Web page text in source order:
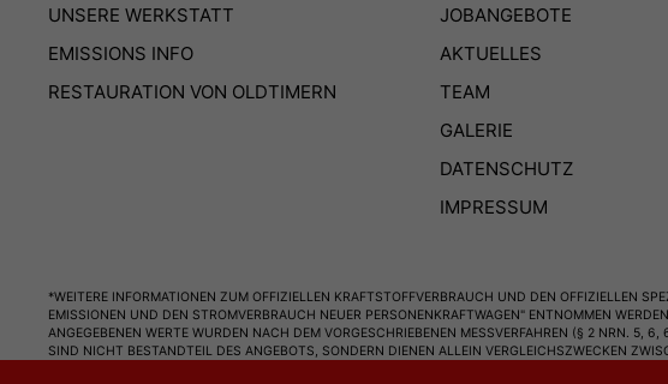
UNSERE WERKSTATT
EMISSIONS INFO
RESTAURATION VON OLDTIMERN
JOBANGEBOTE
AKTUELLES
TEAM
GALERIE
DATENSCHUTZ
IMPRESSUM
*WEITERE INFORMATIONEN ZUM OFFIZIELLEN KRAFTSTOFFVERBRAUCH UND DEN OFFIZIELLEN
EMISSIONEN UND DEN STROMVERBRAUCH NEUER PERSONENKRAFTWAGEN" ENTNOMMEN
ANGEGEBENEN WERTE WURDEN NACH DEM VORGESCHRIEBENEN MESSVERFAHREN (§ 2 NRN. 5,
SIND NICHT BESTANDTEIL DES ANGEBOTS, SONDERN DIENEN ALLEIN VERGLEICHSZWECKEN